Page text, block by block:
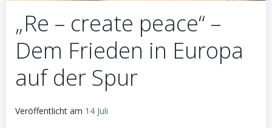
„Re – create peace“ –
Dem Frieden in Europa
auf der Spur
Veröffentlicht am 14 Juli